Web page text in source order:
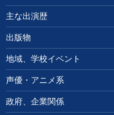
主な出演歴
出版物
地域、学校イベント
声優・アニメ系
政府、企業関係